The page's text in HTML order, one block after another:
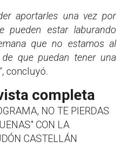
aportarles una vez por
pueden estar laburando
que no estamos al
que puedan tener una
, concluyó.
completa
NO TE PIERDAS
CON LA
CASTELLÁN